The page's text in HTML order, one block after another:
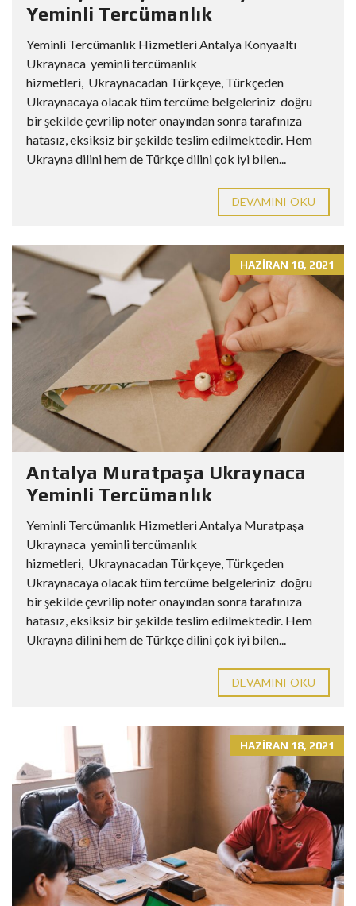
Yeminli Tercümanlık
Yeminli Tercümanlık Hizmetleri Antalya Konyaaltı
Ukraynaca yeminli tercümanlık
hizmetleri, Ukraynacadan Türkçeye, Türkçeden
Ukraynacaya olacak tüm tercüme belgeleriniz doğru
bir şekilde çevrilip noter onayından sonra tarafınıza
hatasız, eksiksiz bir şekilde teslim edilmektedir. Hem
Ukrayna dilini hem de Türkçe dilini çok iyi bilen...
DEVAMINI OKU
HAZIRAN 18, 2021
Antalya Muratpaşa Ukraynaca
Yeminli Tercümanlık
Yeminli Tercümanlık Hizmetleri Antalya Muratpaşa
Ukraynaca yeminli tercümanlık
hizmetleri, Ukraynacadan Türkçeye, Türkçeden
Ukraynacaya olacak tüm tercüme belgeleriniz doğru
bir şekilde çevrilip noter onayından sonra tarafınıza
hatasız, eksiksiz bir şekilde teslim edilmektedir. Hem
Ukrayna dilini hem de Türkçe dilini çok iyi bilen...
DEVAMINI OKU
HAZIRAN 18, 2021